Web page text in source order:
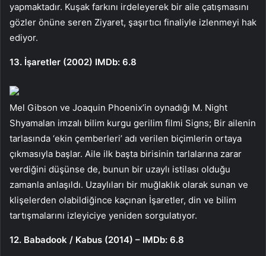
yapmaktadır. Kuşak farkını irdeleyerek bir aile çatışmasını
gözler önüne seren Ziyaret, şaşırtıcı finaliyle izlenmeyi hak
ediyor.
13. İşaretler (2002) IMDb: 6.8
Mel Gibson ve Joaquin Phoenix’in oynadığı M. Night
Shyamalan imzalı bilim kurgu gerilim filmi Signs; Bir ailenin
tarlasında ‘ekin çemberleri’ adı verilen biçimlerin ortaya
çıkmasıyla başlar. Aile ilk başta birisinin tarlalarına zarar
verdiğini düşünse de, bunun bir uzaylı istilası olduğu
zamanla anlaşıldı. Uzaylıları bir muğlaklık olarak sunan ve
klişelerden olabildiğince kaçınan İşaretler, din ve bilim
tartışmalarını izleyiciye yeniden sorgulatıyor.
12. Babadook / Kabus (2014) – IMDb: 6.8